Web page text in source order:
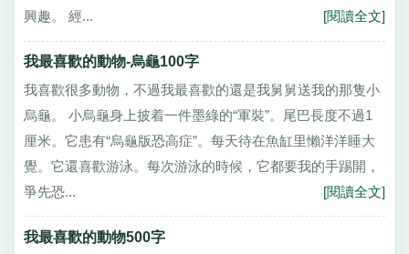
興趣。 經...
[閱讀全文]
我最喜歡的動物-烏龜100字
我喜歡很多動物，不過我最喜歡的還是我舅舅送我的那隻小
烏龜。 小烏龜身上披着一件墨綠的“軍裝”。尾巴長度不過1
厘米。它患有“烏龜版恐高症”。每天待在魚缸里懶洋洋睡大
覺。它還喜歡游泳。每次游泳的時候，它都要我的手踢開，
爭先恐...
[閱讀全文]
我最喜歡的動物500字